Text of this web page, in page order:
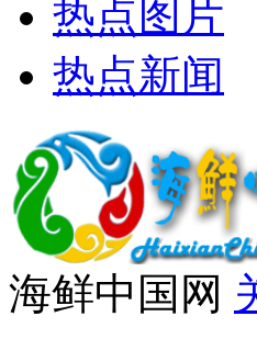
热点图片
热点新闻
海鲜中国网